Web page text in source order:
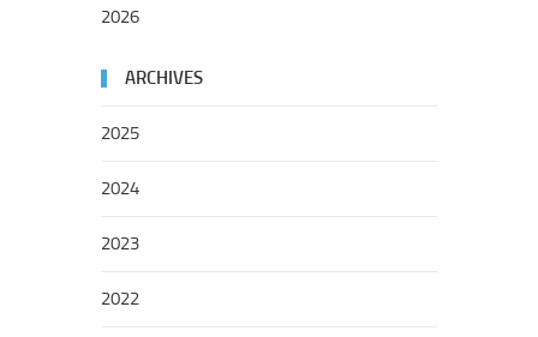
2026
ARCHIVES
2025
2024
2023
2022